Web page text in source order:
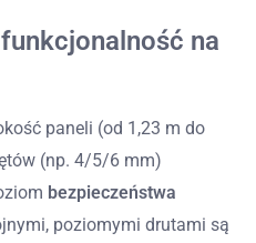
na
paneli (od 1,23 m do
(np. 4/5/6 mm)
bezpieczeństwa
poziomymi drutami są